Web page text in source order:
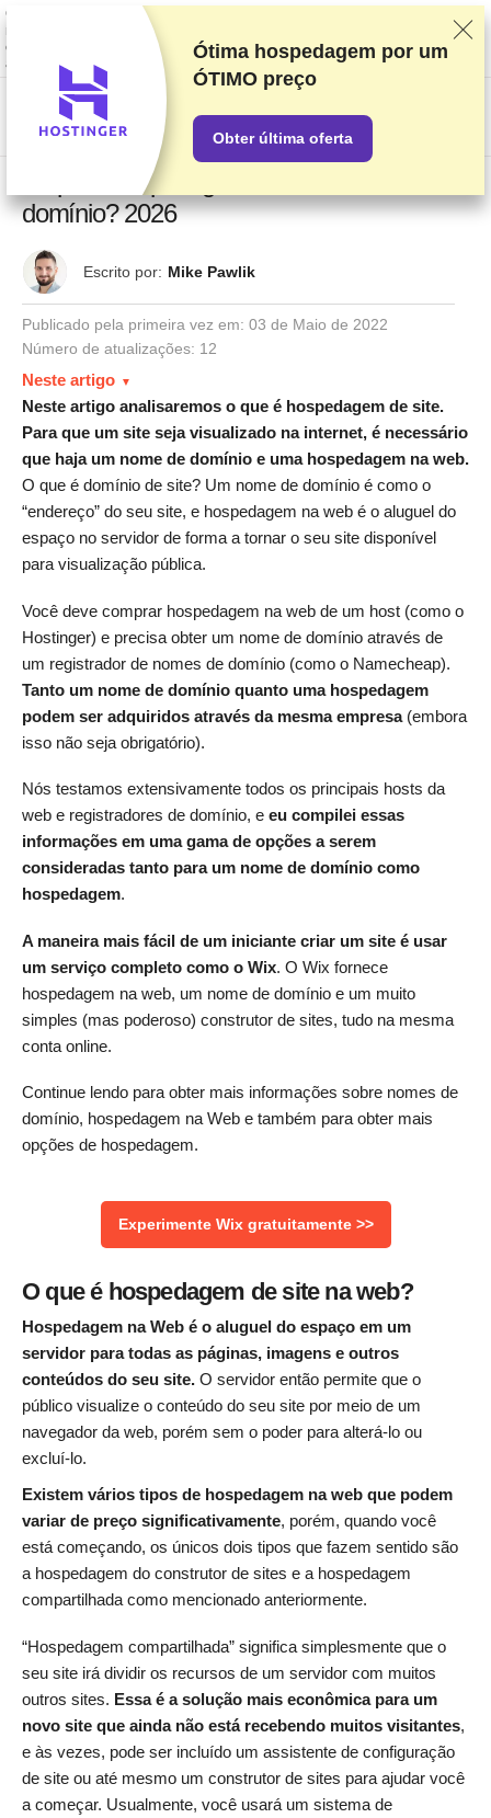
Classificamos os fornecedores com base em testes e pesquisas rigorosos,
mas também levamos em consideração seu feedback e nossos acordos
comerciais com provedores. Esta página contém links de
afiliados.Divulgação de Publicidade
US$
O que é hospedagem de site e nome de
domínio? 2026
Escrito por: Mike Pawlik
Publicado pela primeira vez em: 03 de Maio de 2022
Número de atualizações: 12
Neste artigo
Neste artigo analisaremos o que é hospedagem de site.
Para que um site seja visualizado na internet, é necessário
que haja um nome de domínio e uma hospedagem na web.
O que é domínio de site? Um nome de domínio é como o
“endereço” do seu site, e hospedagem na web é o aluguel do
espaço no servidor de forma a tornar o seu site disponível
para visualização pública.
Você deve comprar hospedagem na web de um host (como o
Hostinger) e precisa obter um nome de domínio através de
um registrador de nomes de domínio (como o Namecheap).
Tanto um nome de domínio quanto uma hospedagem
podem ser adquiridos através da mesma empresa(embora
isso não seja obrigatório).
Nós testamos extensivamente todos os principais hosts da
web e registradores de domínio, e eu compilei essas
informações em uma gama de opções a serem
consideradas tanto para um nome de domínio como
hospedagem.
A maneira mais fácil de um iniciante criar um site é usar
um serviço completo como o Wix. O Wix fornece
hospedagem na web, um nome de domínio e um muito
simples (mas poderoso) construtor de sites, tudo na mesma
conta online.
Continue lendo para obter mais informações sobre nomes de
domínio, hospedagem na Web e também para obter mais
opções de hospedagem.
Experimente Wix gratuitamente >>
O que é hospedagem de site na web?
Hospedagem na Web é o aluguel do espaço em um
servidor para todas as páginas, imagens e outros
conteúdos do seu site. O servidor então permite que o
público visualize o conteúdo do seu site por meio de um
navegador da web, porém sem o poder para alterá-lo ou
excluí-lo.
Existem vários tipos de hospedagem na web que podem
variar de preço significativamente, porém, quando você
está começando, os únicos dois tipos que fazem sentido são
a hospedagem do construtor de sites e a hospedagem
compartilhada como mencionado anteriormente.
“Hospedagem compartilhada” significa simplesmente que o
seu site irá dividir os recursos de um servidor com muitos
outros sites. Essa é a solução mais econômica para um
novo site que ainda não está recebendo muitos visitantes,
e às vezes, pode ser incluído um assistente de configuração
de site ou até mesmo um construtor de sites para ajudar você
a começar. Usualmente, você usará um sistema de
Ótima hospedagem por um
ÓTIMO preço
Obter última oferta